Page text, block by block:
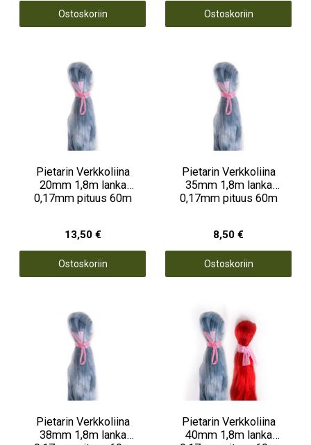
Ostoskoriin Ostoskoriin
Pietarin Verkkoliina
20mm 1,8m lanka
0,17mm pituus 60m
13,50 €
Ostoskoriin
Pietarin Verkkoliina
35mm 1,8m lanka
0,17mm pituus 60m
8,50 €
Ostoskoriin
Pietarin Verkkoliina
38mm 1,8m lanka
Pietarin Verkkoliina
40mm 1,8m lanka